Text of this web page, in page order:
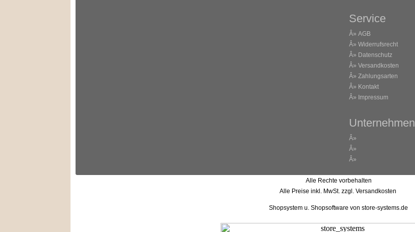
Service
Â» AGB
Â» Widerrufsrecht
Â» Datenschutz
Â» Versandkosten
Â» Zahlungsarten
Â» Kontakt
Â» Impressum
Unternehmen
Â»
Â»
Â»
Alle Rechte vorbehalten
Alle Preise inkl. MwSt. zzgl. Versandkosten
Shopsystem u. Shopsoftware von store-systems.de